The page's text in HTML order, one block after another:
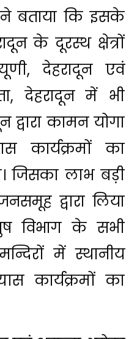
बताया कि इसके
के दूरस्थ क्षेत्रों
देहरादून एवं
देहरादून में भी
द्वारा कामन योगा
कार्यक्रमों का
जिसका लाभ बड़ी
द्वारा लिया
विभाग के सभी
में स्थानीय
कार्यक्रमों का